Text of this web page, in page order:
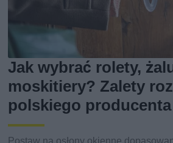
Jak wybrać rolety,
moskitiery? Zalety
polskiego producenta